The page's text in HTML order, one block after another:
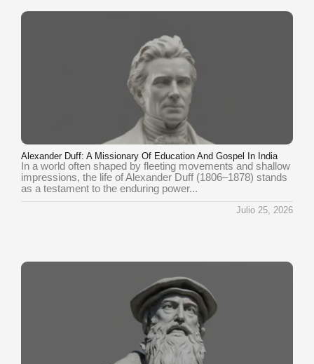
Alexander Duff: A Missionary Of Education And Gospel In India
In a world often shaped by fleeting movements and shallow
impressions, the life of Alexander Duff (1806–1878) stands
as a testament to the enduring power...
Julio 25, 2026